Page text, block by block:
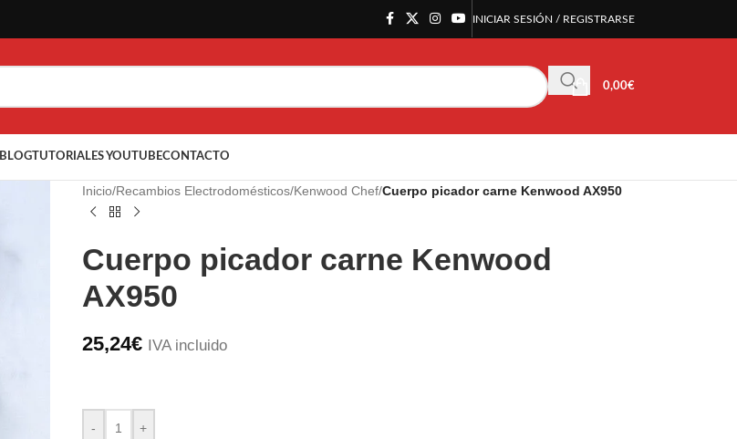
INICIAR SESIÓN / REGISTRARSE
0,00€
BLOGTUTORIALES YOUTUBECONTACTO
Inicio/Recambios Electrodomésticos/Kenwood Chef/Cuerpo picador carne Kenwood AX950
Cuerpo picador carne Kenwood
AX950
25,24€ IVA incluido
- +